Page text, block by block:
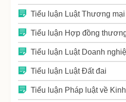
Tiểu luận Luật Thương
Tiểu luận Hợp đồng
Tiểu luận Luật Doanh
Tiểu luận Luật Đất đai
Tiểu luận Pháp luật về